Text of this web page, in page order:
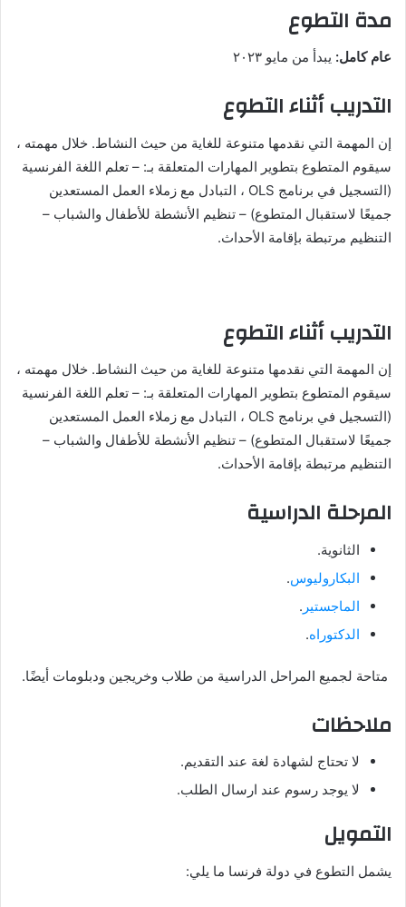
مدة التطوع
عام كامل: يبدأ من مايو ٢٠٢٣
التدريب أثناء التطوع
إن المهمة التي نقدمها متنوعة للغاية من حيث النشاط. خلال مهمته ،
سيقوم المتطوع بتطوير المهارات المتعلقة بـ: – تعلم اللغة الفرنسية
(التسجيل في برنامج OLS ، التبادل مع زملاء العمل المستعدين
جميعًا لاستقبال المتطوع) – تنظيم الأنشطة للأطفال والشباب –
التنظيم مرتبطة بإقامة الأحداث.
التدريب أثناء التطوع
إن المهمة التي نقدمها متنوعة للغاية من حيث النشاط. خلال مهمته ،
سيقوم المتطوع بتطوير المهارات المتعلقة بـ: – تعلم اللغة الفرنسية
(التسجيل في برنامج OLS ، التبادل مع زملاء العمل المستعدين
جميعًا لاستقبال المتطوع) – تنظيم الأنشطة للأطفال والشباب –
التنظيم مرتبطة بإقامة الأحداث.
المرحلة الدراسية
الثانوية.
البكاروليوس.
الماجستير .
الدكتوراه.
متاحة لجميع المراحل الدراسية من طلاب وخريجين ودبلومات أيضًا.
ملاحظات
لا تحتاج لشهادة لغة عند التقديم.
لا يوجد رسوم عند ارسال الطلب.
التمويل
يشمل التطوع في دولة فرنسا ما يلي: